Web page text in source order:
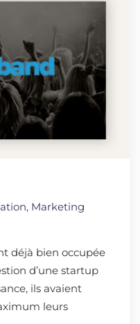
, Marketing
déjà bien occupée
d’une startup
ils avaient
leurs